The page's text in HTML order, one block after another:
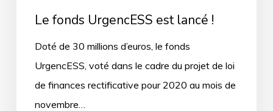
Le fonds UrgencESS est lancé !
Doté de 30 millions d’euros, le fonds
UrgencESS, voté dans le cadre du projet de loi
de finances rectificative pour 2020 au mois de
novembre…